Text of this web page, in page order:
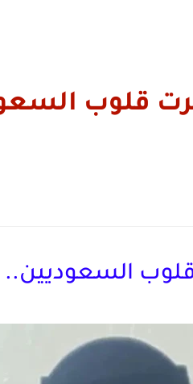
قلوب
السعوديين..